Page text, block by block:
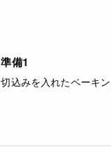
準備1
切込みを入れたベーキ